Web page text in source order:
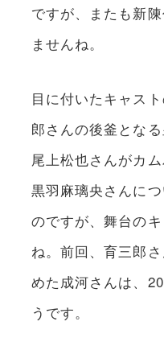
ですが、またも新
ませんね。
目に付いたキャス
郎さんの後釜とな
尾上松也さんがカ
黒羽麻璃央さんに
のですが、舞台の
ね。前回、育三郎
めた成河さんは、
うです。